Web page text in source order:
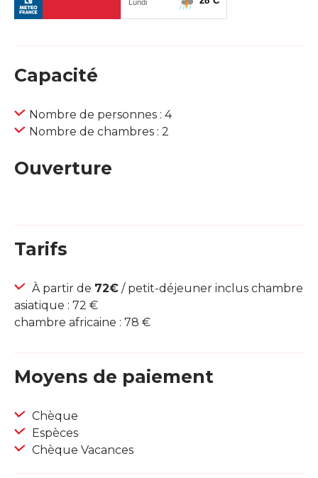
Capacité
Nombre de personnes : 4
Nombre de chambres : 2
Ouverture
Tarifs
À partir de 72€ / petit-déjeuner inclus chambre
asiatique : 72 €
chambre africaine : 78 €
Moyens de paiement
Chèque
Espèces
Chèque Vacances